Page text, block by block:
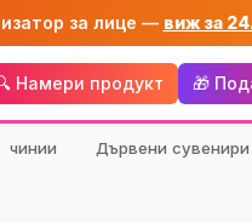
за лице — виж за
Намери продукт 🎁
чинии Дървени сувенири